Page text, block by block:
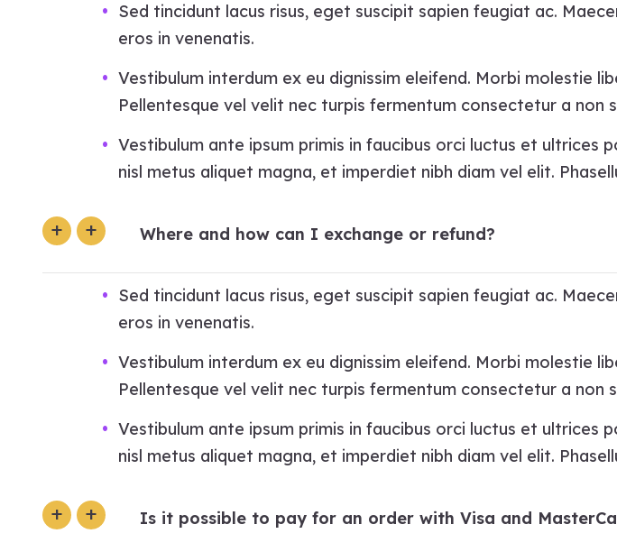
Sed tincidunt lacus risus, eget suscipit sapien feugiat ac.
eros in venenatis.
Vestibulum interdum ex eu dignissim eleifend. Morbi molestie
Pellentesque vel velit nec turpis fermentum consectetur a non
Vestibulum ante ipsum primis in faucibus orci luctus et ultrices
nisl metus aliquet magna, et imperdiet nibh diam vel elit.
Where and how can I exchange or refund?
Sed tincidunt lacus risus, eget suscipit sapien feugiat ac.
eros in venenatis.
Vestibulum interdum ex eu dignissim eleifend. Morbi molestie
Pellentesque vel velit nec turpis fermentum consectetur a non
Vestibulum ante ipsum primis in faucibus orci luctus et ultrices
nisl metus aliquet magna, et imperdiet nibh diam vel elit.
Is it possible to pay for an order with Visa and